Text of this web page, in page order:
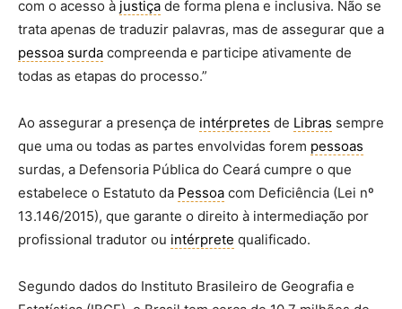
com o acesso à justiça de forma plena e inclusiva. Não se
trata apenas de traduzir palavras, mas de assegurar que a
pessoa surda compreenda e participe ativamente de
todas as etapas do processo.”
Ao assegurar a presença de intérpretes de Libras sempre
que uma ou todas as partes envolvidas forem pessoas
surdas, a Defensoria Pública do Ceará cumpre o que
estabelece o Estatuto da Pessoa com Deficiência (Lei nº
13.146/2015), que garante o direito à intermediação por
profissional tradutor ou intérprete qualificado.
Segundo dados do Instituto Brasileiro de Geografia e